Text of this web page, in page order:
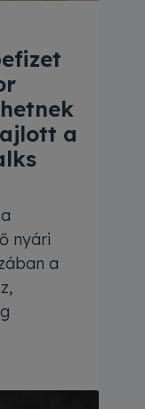
a
nyári
a